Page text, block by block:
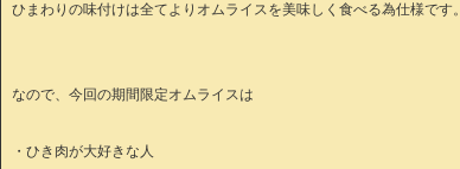
ひまわりの味付けは全てよりオムライスを美味しく食べる為仕様です。
なので、今回の期間限定オムライスは
・ひき肉が大好きな人